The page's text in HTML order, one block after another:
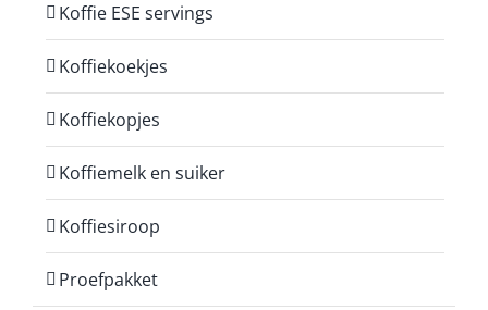
Koffie ESE servings
Koffiekoekjes
Koffiekopjes
Koffiemelk en suiker
Koffiesiroop
Proefpakket